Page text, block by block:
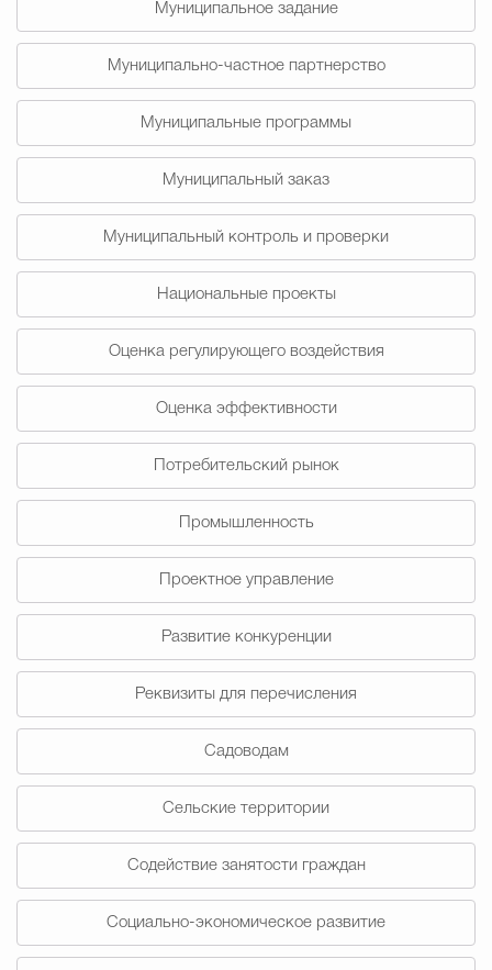
Избирательная
Гостям Городского
Градостроительство и
Государственные организации
Муниципальное задание
Муниципально-частное партнерство
Муниципальные программы
Муниципальный заказ
Муниципальный контроль и проверки
Национальные проекты
Оценка регулирующего воздействия
Оценка эффективности
Потребительский рынок
Промышленность
Проектное управление
Развитие конкуренции
Реквизиты для перечисления
Садоводам
Сельские территории
Содействие занятости граждан
Социально-экономическое развитие